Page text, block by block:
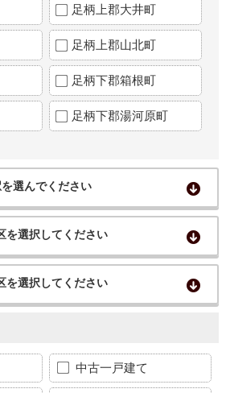
足柄上郡大井町
足柄上郡山北町
足柄下郡箱根町
足柄下郡湯河原町
選んでください
を選択してください
を選択してください
中古一戸建て